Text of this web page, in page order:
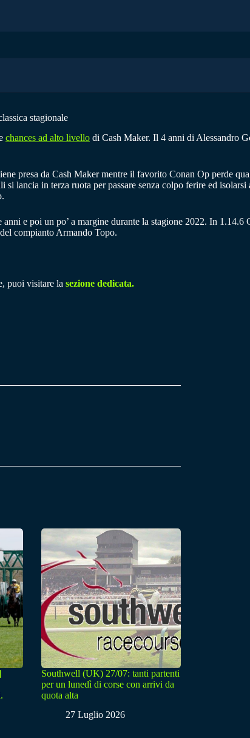
stagionale
chances ad alto livello di Cash Maker. Il 4 anni di Alessandro
presa da Cash Maker mentre il favorito Conan Op perde
lancia in terza ruota per passare senza colpo ferire ed
e poi un po’ a margine durante la stagione 2022. In
compianto Armando Topo.
puoi visitare la sezione dedicata.
Southwell (UK) 27/07: tanti partenti
per un lunedì di corse con arrivi da
quota alta
27 Luglio 2026